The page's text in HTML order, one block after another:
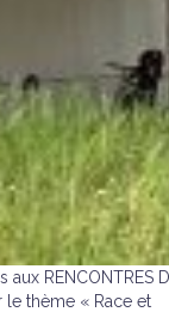
RENCONTRES
le thème « Race et